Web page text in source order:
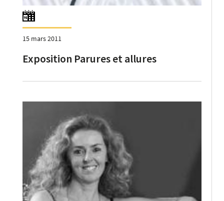
15 mars 2011
Exposition Parures et allures